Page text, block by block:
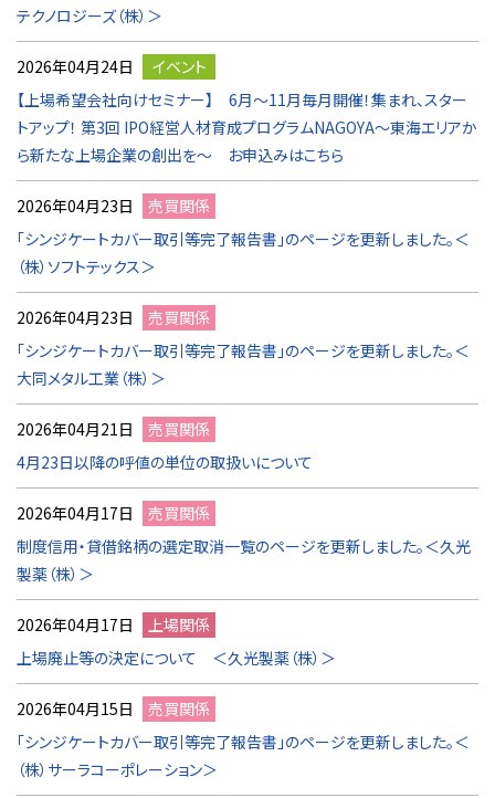
テクノロジーズ（株）＞
2026年04月24日
イベント
【上場希望会社向けセミナー】 6月～11月毎月開催！集まれ、スター
トアップ！ 第3回 IPO経営人材育成プログラムNAGOYA～東海エリアか
ら新たな上場企業の創出を～ お申込みはこちら
2026年04月23日
売買関係
「シンジケートカバー取引等完了報告書」のページを更新しました。＜
（株）ソフトテックス＞
2026年04月23日
売買関係
「シンジケートカバー取引等完了報告書」のページを更新しました。＜
大同メタル工業（株）＞
2026年04月21日
売買関係
4月23日以降の呼値の単位の取扱いについて
2026年04月17日
売買関係
制度信用・貸借銘柄の選定取消一覧のページを更新しました。＜久光
製薬（株）＞
2026年04月17日
上場関係
上場廃止等の決定について ＜久光製薬（株）＞
2026年04月15日
売買関係
「シンジケートカバー取引等完了報告書」のページを更新しました。＜
（株）サーラコーポレーション＞